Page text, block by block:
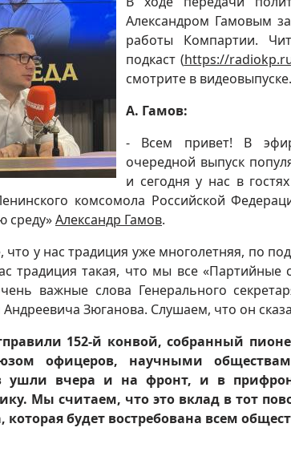
Александром Гамовым
работы Компартии.
подкаст (https://
смотрите в видеовыпуске.
А. Гамов:
- Всем привет! В
очередной выпуск
и сегодня у нас в гостях
комсомола Российской
среду»Александр Гамов.
что у нас традиция уже многолетняя, по
традиция такая, что мы все «Партийные
важные слова Генерального
Зюганова. Слушаем, что он
152-й конвой, собранный
офицеров, научными
ушли вчера и на фронт, и в
Мы считаем, что это вклад в тот
которая будет востребована всем